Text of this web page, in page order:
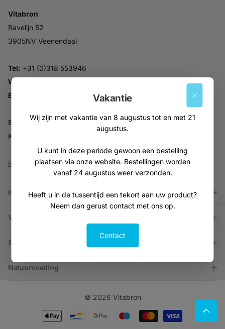
Vakantie
Wij zijn met vakantie van 8 augustus tot en met 21
augustus.
U kunt in deze periode gewoon een bestelling
plaatsen via onze website. Bestellingen worden
vanaf 24 augustus weer verzonden.
Heeft u in de tussentijd een tekort aan uw product?
Neem dan gerust contact met ons op.
Contact
Klantenservice
Vitaminen & Mineralen
Supplementen
Natuurvoeding
Vitabron
Ravelijn 52
3905NV Veenendaal
Tel: +31 (0)318 553946
Whatsapp:
Email:
BTW NL816914679B01
KVK 30216701
Reviews
© 2026 Vitabron